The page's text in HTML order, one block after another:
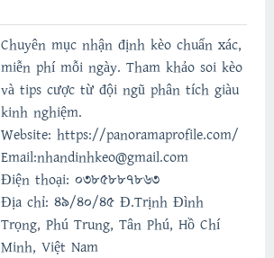
Chuyên mục nhận định kèo chuẩn xác,
miễn phí mỗi ngày. Tham khảo soi kèo
và tips cược từ đội ngũ phân tích giàu
kinh nghiệm.
Website: https://panoramaprofile.com/
Email:nhandinhkeo@gmail.com
Điện thoại: 0385887863
Địa chỉ: 49/40/45 Đ.Trịnh Đình
Trọng, Phú Trung, Tân Phú, Hồ Chí
Minh, Việt Nam